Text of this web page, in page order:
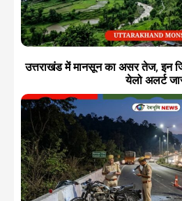
उत्तराखंड में मानसून का असर तेज, इन
येलो अलर्ट